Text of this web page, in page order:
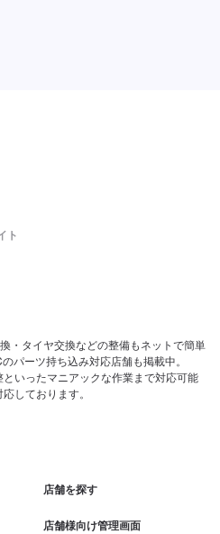
ト
・タイヤ交換などの整備もネットで簡単
パーツ持ち込み対応店舗も掲載中。
いったマニアックな作業まで対応可能
しております。
店舗を探す
店舗様向け管理画面